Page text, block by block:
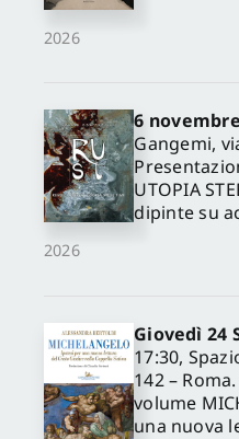
2026
2026
6
Gangemi,
UTOPIA
dipinte su
Giovedì 24
17:30,
142 –
volume
una nuova